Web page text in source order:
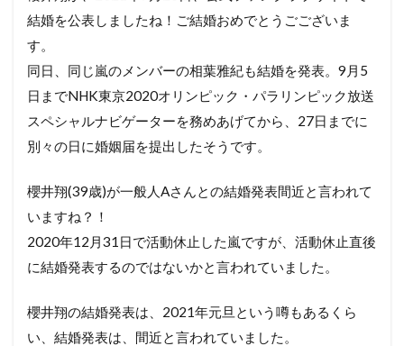
結婚を公表しましたね！ご結婚おめでとうごございま
す。
同日、同じ嵐のメンバーの相葉雅紀も結婚を発表。9月5
日までNHK東京2020オリンピック・パラリンピック放送
スペシャルナビゲーターを務めあげてから、27日までに
別々の日に婚姻届を提出したそうです。
櫻井翔(39歳)が一般人Aさんとの結婚発表間近と言われて
いますね？！
2020年12月31日で活動休止した嵐ですが、活動休止直後
に結婚発表するのではないかと言われていました。
櫻井翔の結婚発表は、2021年元旦という噂もあるくら
い、結婚発表は、間近と言われていました。